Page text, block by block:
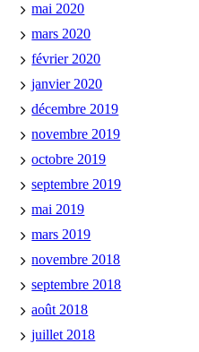
mai 2020
mars 2020
février 2020
janvier 2020
décembre 2019
novembre 2019
octobre 2019
septembre 2019
mai 2019
mars 2019
novembre 2018
septembre 2018
août 2018
juillet 2018